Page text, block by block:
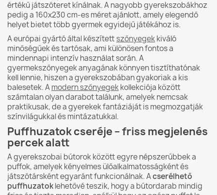
értékű játszóteret kínálnak. A nagyobb gyerekszobákhoz
pedig a 160x230 cm-es méret ajánlott, amely elegendő
helyet bietet több gyermek egyidejű játékához is.
A európai gyártó által készített szőnyegekkiváló
minőségűek és tartósak, ami különösen fontos a
mindennapi intenzív használat során. A
gyermekszőnyegek anyagának könnyen tisztíthatónak
kell lennie, hiszen a gyerekszobában gyakoriak a kis
balesetek. Amodern szőnyegekkollekciója között
számtalan olyan darabot találunk, amelyek nemcsak
praktikusak, de a gyerekek fantáziáját is megmozgatják
színvilágukkal és mintázatukkal.
Puffhuzatok cseréje – friss megjelenés
percek alatt
A gyerekszobai bútorok között egyre népszerűbbek a
puffok, amelyek kényelmes ülőalkalmatosságként és
játszótársként egyaránt funkcionálnak. Acserélhető
puffhuzatoklehetővé teszik, hogy a bútordarab mindig